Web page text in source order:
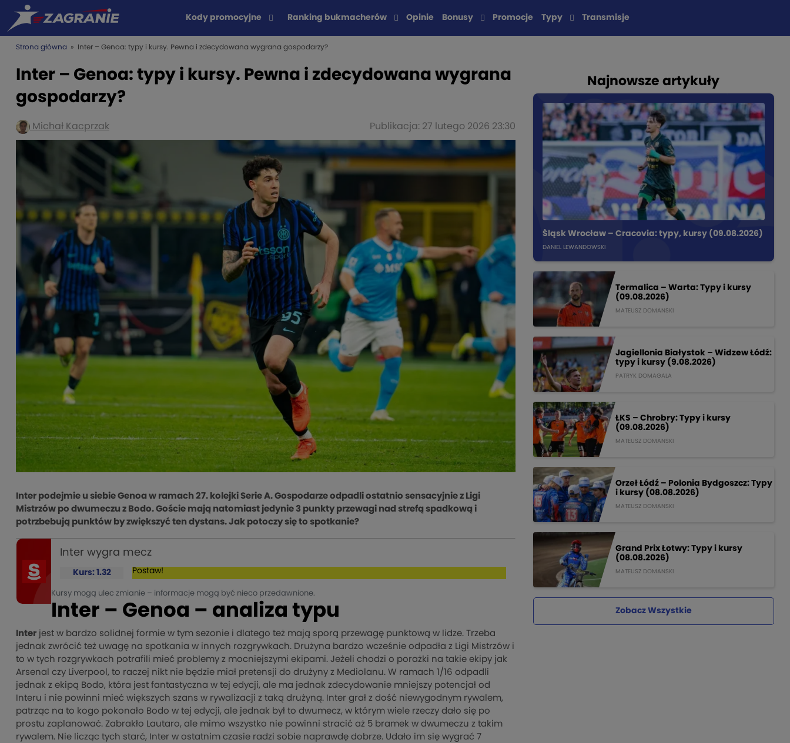
Kody promocyjne Ranking bukmacherów Opinie Bonusy Promocje Typy Transmisje
Strona główna » Inter – Genoa: typy i kursy. Pewna i zdecydowana wygrana gospodarzy?
Inter – Genoa: typy i kursy. Pewna i zdecydowana wygrana
gospodarzy?
Michał Kacprzak Publikacja: 27 lutego 2026 23:30
Inter podejmie u siebie Genoa w ramach 27. kolejki Serie A. Gospodarze odpadli ostatnio sensacyjnie z Ligi
Mistrzów po dwumeczu z Bodo. Goście mają natomiast jedynie 3 punkty przewagi nad strefą spadkową i
potrzbebują punktów by zwiększyć ten dystans. Jak potoczy się to spotkanie?
Inter wygra mecz
Kurs: 1.32 Postaw!
Kursy mogą ulec zmianie – informacje mogą być nieco przedawnione.
Inter – Genoa – analiza typu
Inter jest w bardzo solidnej formie w tym sezonie i dlatego też mają sporą przewagę punktową w lidze. Trzeba
jednak zwrócić też uwagę na spotkania w innych rozgrywkach. Drużyna bardzo wcześnie odpadła z Ligi Mistrzów i
to w tych rozgrywkach potrafili mieć problemy z mocniejszymi ekipami. Jeżeli chodzi o porażki na takie ekipy jak
Arsenal czy Liverpool, to raczej nikt nie będzie miał pretensji do drużyny z Mediolanu. W ramach 1/16 odpadli
jednak z ekipą Bodo, która jest fantastyczna w tej edycji, ale ma jednak zdecydowanie mniejszy potencjał od
Interu i nie powinni mieć większych szans w rywalizacji z taką drużyną. Inter grał z dość niewygodnym rywalem,
patrząc na to kogo pokonało Bodo w tej edycji, ale jednak był to dwumecz, w którym wiele rzeczy dało się po
prostu zaplanować. Zabrakło Lautaro, ale mimo wszystko nie powinni stracić aż 5 bramek w dwumeczu z takim
rywalem. Nie licząc tych starć, Inter w ostatnim czasie radzi sobie naprawdę dobrze. Udało im się wygrać 7
Najnowsze artykuły
Śląsk Wrocław – Cracovia: typy, kursy (09.08.2026)
DANIEL LEWANDOWSKI
Termalica – Warta: Typy i kursy
(09.08.2026)
MATEUSZ DOMANSKI
Jagiellonia Białystok – Widzew Łódź:
typy i kursy (9.08.2026)
PATRYK DOMAGALA
ŁKS – Chrobry: Typy i kursy
(09.08.2026)
MATEUSZ DOMANSKI
Orzeł Łódź – Polonia Bydgoszcz: Typy
i kursy (08.08.2026)
MATEUSZ DOMANSKI
Grand Prix Łotwy: Typy i kursy
(08.08.2026)
MATEUSZ DOMANSKI
Zobacz Wszystkie